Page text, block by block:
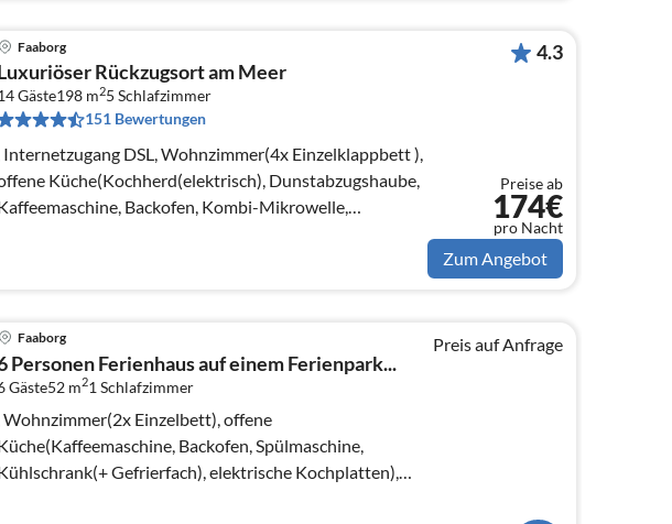
Faaborg
Rückzugsort am Meer
Gäste198 m25 Schlafzimmer
151 Bewertungen
Internetzugang DSL, Wohnzimmer(4x Einzelklappbett ),
Küche(Kochherd(elektrisch), Dunstabzugshaube,
Backofen, Kombi-Mikrowelle,
Kühlschrank, T...
4.3
Preise ab
174€
pro Nacht
Zum Angebot
Faaborg
Personen Ferienhaus auf einem Ferienpark...
Gäste52 m21 Schlafzimmer
Wohnzimmer(2x Einzelbett), offene
Backofen, Spülmaschine,
Gefrierfach), elektrische Kochplatten),
Schlafzimmer(Doppelklappbett , TV)
Preis auf Anfrage